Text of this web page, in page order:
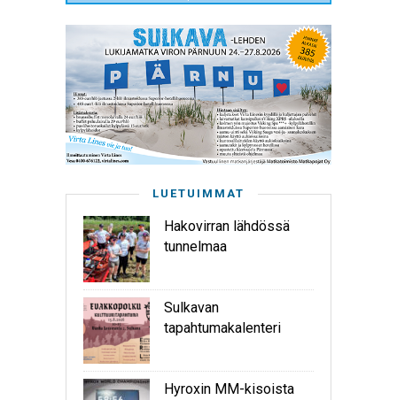
LUETUIMMAT
Hakovirran lähdössä
tunnelmaa
Sulkavan
tapahtumakalenteri
Hyroxin MM-kisoista